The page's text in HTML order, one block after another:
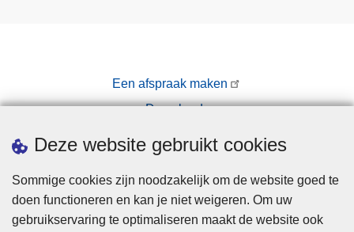
Deze website gebruikt cookies
Sommige cookies zijn noodzakelijk om de website goed te
doen functioneren en kan je niet weigeren. Om uw
gebruikservaring te optimaliseren maakt de website ook
Een afspraak maken
Downloads